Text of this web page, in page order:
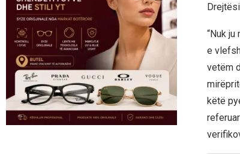
“Nuk
e
vetëm
këtë